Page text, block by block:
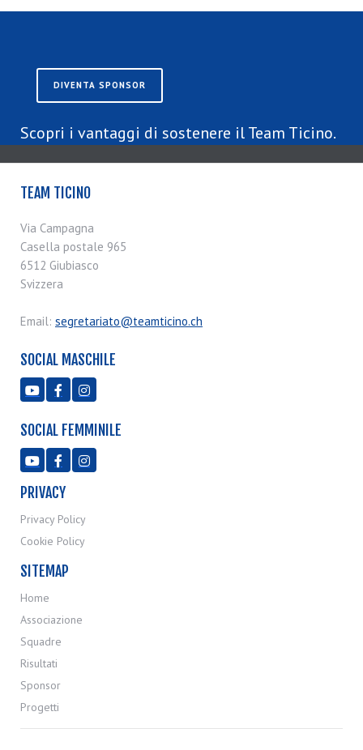
DIVENTA SPONSOR
Scopri i vantaggi di sostenere il Team Ticino.
TEAM TICINO
Via Campagna
Casella postale 965
6512 Giubiasco
Svizzera
Email: segretariato@teamticino.ch
SOCIAL MASCHILE
  
SOCIAL FEMMINILE
  
PRIVACY
Privacy Policy
Cookie Policy
SITEMAP
Home
Associazione
Squadre
Risultati
Sponsor
Progetti